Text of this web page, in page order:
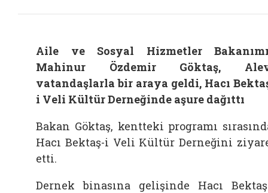
Aile ve Sosyal Hizmetler
Mahinur Özdemir Göktaş,
vatandaşlarla bir araya geldi, Hacı
i Veli Kültür Derneğinde aşure dağıttı
Bakan Göktaş, kentteki programı
Hacı Bektaş-i Veli Kültür Derneğini
etti.
Dernek binasına gelişinde Hacı